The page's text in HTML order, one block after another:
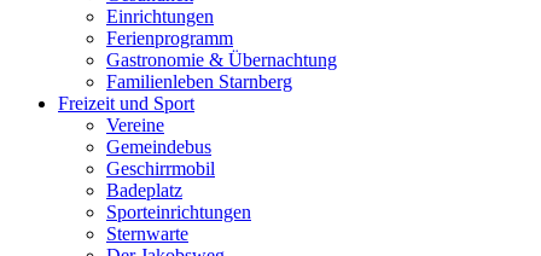
Einrichtungen
Ferienprogramm
Gastronomie & Übernachtung
Familienleben Starnberg
Freizeit und Sport
Vereine
Gemeindebus
Geschirrmobil
Badeplatz
Sporteinrichtungen
Sternwarte